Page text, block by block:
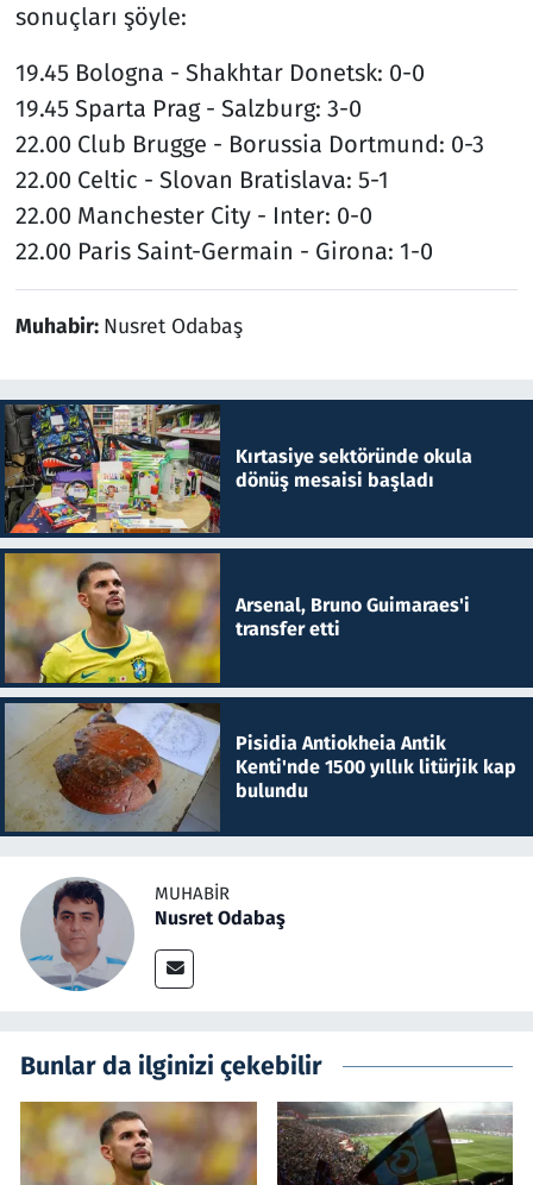
sonuçları şöyle:
19.45 Bologna - Shakhtar Donetsk: 0-0
19.45 Sparta Prag - Salzburg: 3-0
22.00 Club Brugge - Borussia Dortmund: 0-3
22.00 Celtic - Slovan Bratislava: 5-1
22.00 Manchester City - Inter: 0-0
22.00 Paris Saint-Germain - Girona: 1-0
Muhabir: Nusret Odabaş
Kırtasiye sektöründe okula
dönüş mesaisi başladı
Arsenal, Bruno Guimaraes'i
transfer etti
Pisidia Antiokheia Antik
Kenti'nde 1500 yıllık litürjik kap
bulundu
MUHABIR
Nusret Odabaş
Bunlar da ilginizi çekebilir